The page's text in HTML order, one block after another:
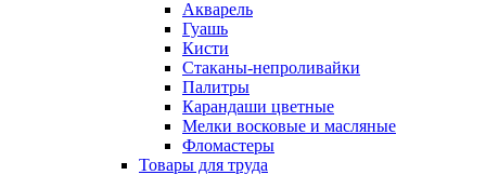
Акварель
Гуашь
Кисти
Стаканы-непроливайки
Палитры
Карандаши цветные
Мелки восковые и масляные
Фломастеры
Товары для труда